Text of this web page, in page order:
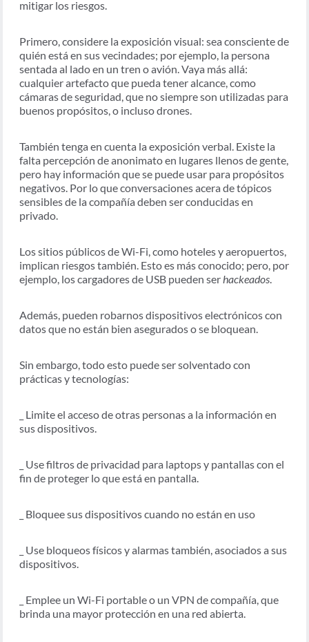
mitigar los riesgos.
Primero, considere la exposición visual: sea consciente de
quién está en sus vecindades; por ejemplo, la persona
sentada al lado en un tren o avión. Vaya más allá:
cualquier artefacto que pueda tener alcance, como
cámaras de seguridad, que no siempre son utilizadas para
buenos propósitos, o incluso drones.
También tenga en cuenta la exposición verbal. Existe la
falta percepción de anonimato en lugares llenos de gente,
pero hay información que se puede usar para propósitos
negativos. Por lo que conversaciones acera de tópicos
sensibles de la compañía deben ser conducidas en
privado.
Los sitios públicos de Wi-Fi, como hoteles y aeropuertos,
implican riesgos también. Esto es más conocido; pero, por
ejemplo, los cargadores de USB pueden serhackeados.
Además, pueden robarnos dispositivos electrónicos con
datos que no están bien asegurados o se bloquean.
Sin embargo, todo esto puede ser solventado con
prácticas y tecnologías:
_ Limite el acceso de otras personas a la información en
sus dispositivos.
_ Use filtros de privacidad para laptops y pantallas con el
fin de proteger lo que está en pantalla.
_ Bloquee sus dispositivos cuando no están en uso
_ Use bloqueos físicos y alarmas también, asociados a sus
dispositivos.
_ Emplee un Wi-Fi portable o un VPN de compañía, que
brinda una mayor protección en una red abierta.